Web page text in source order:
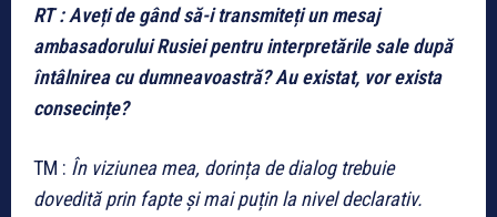
RT : Aveți de gând să-i transmiteți un mesaj
ambasadorului Rusiei pentru interpretările sale după
întâlnirea cu dumneavoastră? Au existat, vor exista
consecințe?
TM : În viziunea mea, dorința de dialog trebuie
dovedită prin fapte și mai puțin la nivel declarativ.